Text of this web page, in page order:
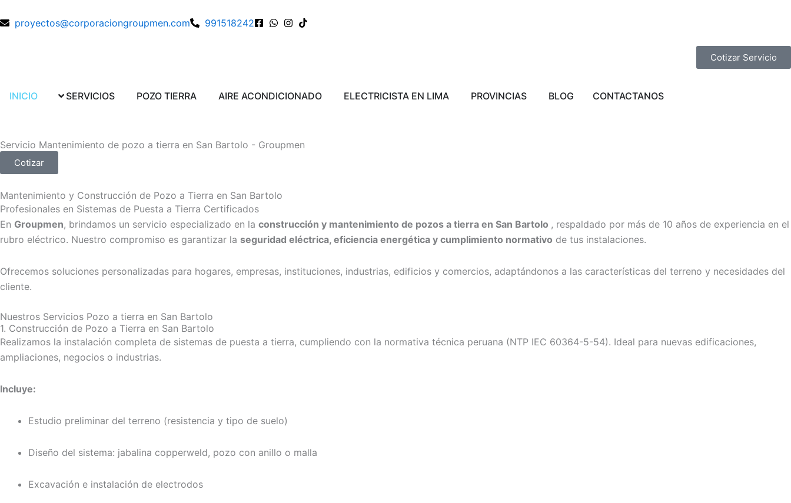
al
proyectos@corporaciongroupmen.com 991518242
Cotizar Servicio
INICIO SERVICIOS Abrir SERVICIOS
POZO TIERRA Abrir POZO TIERRA
AIRE ACONDICIONADO Abrir AIRE ACONDICIONADO
ELECTRICISTA EN LIMA Abrir ELECTRICISTA EN LIMA
PROVINCIAS Abrir PROVINCIAS
BLOG CONTACTANOS
Servicio Mantenimiento de pozo a tierra en San Bartolo - Groupmen
Cotizar
Mantenimiento y Construcción de Pozo a Tierra en San Bartolo
Profesionales en Sistemas de Puesta a Tierra Certificados
En Groupmen, brindamos un servicio especializado en la construcción y mantenimiento de pozos a tierra en San Bartolo , respaldado por más de 10 años de experiencia en el
rubro eléctrico. Nuestro compromiso es garantizar la seguridad eléctrica, eficiencia energética y cumplimiento normativo de tus instalaciones.
Ofrecemos soluciones personalizadas para hogares, empresas, instituciones, industrias, edificios y comercios, adaptándonos a las características del terreno y necesidades del
cliente.
Nuestros Servicios Pozo a tierra en San Bartolo
1. Construcción de Pozo a Tierra en San Bartolo
Realizamos la instalación completa de sistemas de puesta a tierra, cumpliendo con la normativa técnica peruana (NTP IEC 60364-5-54). Ideal para nuevas edificaciones,
ampliaciones, negocios o industrias.
Incluye:
Estudio preliminar del terreno (resistencia y tipo de suelo)
Diseño del sistema: jabalina copperweld, pozo con anillo o malla
Excavación e instalación de electrodos